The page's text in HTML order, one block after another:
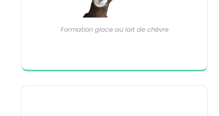
Formation glace au lait de chèvre